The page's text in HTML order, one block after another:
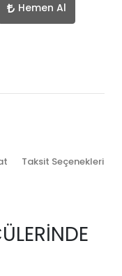
Hemen Al
Taksit Seçenekleri